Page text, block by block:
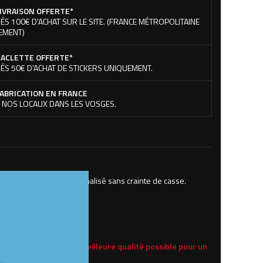
OFFERTE*
100€ D'ACHAT SUR LE SITE. (FRANCE MÉTROPOLITAINE
OFFERTE*
50€ D'ACHAT DE STICKERS UNIQUEMENT.
EN FRANCE
LOCAUX DANS LES VOSGES.
propre mug personnalisé sans crainte de casse.
vos logos de la meilleure qualité possible pour un